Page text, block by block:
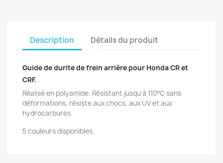
Description Détails du produit
Guide de durite de frein arrière pour Honda CR et
CRF.
Réalisé en polyamide. Résistant jusqu'à 110°C sans
déformations, résiste aux chocs, aux UV et aux
hydrocarbures.
5 couleurs disponibles.